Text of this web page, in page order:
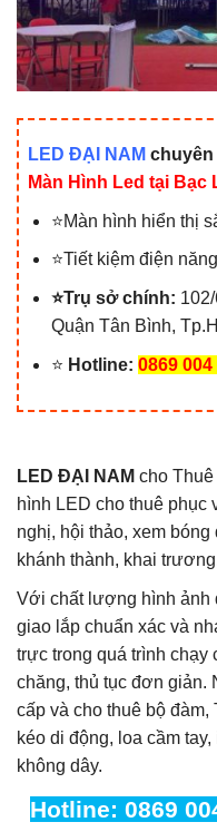
LED ĐẠI NAM chuyên
Màn Hình Led tại Bạc
⭐Màn hình hiển thị
⭐Tiết kiệm điện năng
⭐Trụ sở chính:
Quận Tân Bình,
⭐ Hotline: 0869 004
LED ĐẠI NAM cho
hình LED cho thuê phục
nghị, hội thảo, xem
khánh thành, khai
Với chất lượng hình ảnh
giao lắp chuẩn xác và
trực trong quá trình chạy
chăng, thủ tục đơn giản.
cấp và cho thuê bộ đàm,
kéo di động, loa cầm
không dây.
Hotline: 0869